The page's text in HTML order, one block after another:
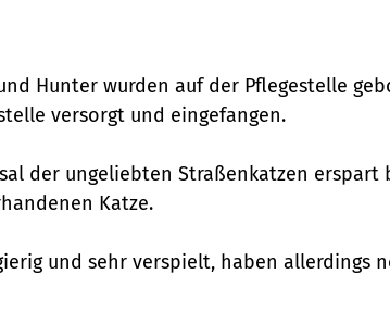
Hunter wurden auf der Pflegestelle
versorgt und eingefangen.
der ungeliebten Straßenkatzen
Katze.
und sehr verspielt, haben allerdings